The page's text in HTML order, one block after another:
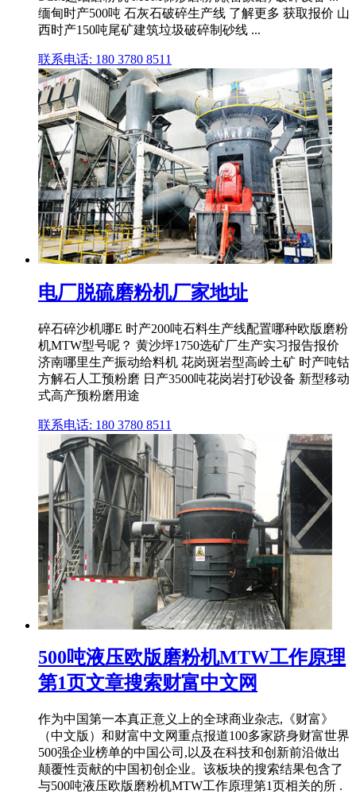
缅甸时产500吨 石灰石破碎生产线 了解更多 获取报价 山
西时产150吨尾矿建筑垃圾破碎制砂线 ...
联系电话: 180 3780 8511
电厂脱硫磨粉机厂家地址
碎石碎沙机哪E 时产200吨石料生产线配置哪种欧版磨粉
机MTW型号呢？ 黄沙坪1750选矿厂生产实习报告报价
济南哪里生产振动给料机 花岗斑岩型高岭土矿 时产吨钴
方解石人工预粉磨 日产3500吨花岗岩打砂设备 新型移动
式高产预粉磨用途
联系电话: 180 3780 8511
500吨液压欧版磨粉机MTW工作原理
第1页文章搜索财富中文网
作为中国第一本真正意义上的全球商业杂志,《财富》
（中文版）和财富中文网重点报道100多家跻身财富世界
500强企业榜单的中国公司,以及在科技和创新前沿做出
颠覆性贡献的中国初创企业。该板块的搜索结果包含了
与500吨液压欧版磨粉机MTW工作原理第1页相关的所 .